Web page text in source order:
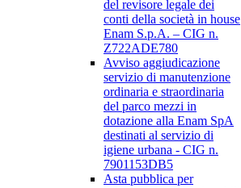
del revisore legale dei
conti della società in house
Enam S.p.A. – CIG n.
Z722ADE780
Avviso aggiudicazione
servizio di manutenzione
ordinaria e straordinaria
del parco mezzi in
dotazione alla Enam SpA
destinati al servizio di
igiene urbana - CIG n.
7901153DB5
Asta pubblica per